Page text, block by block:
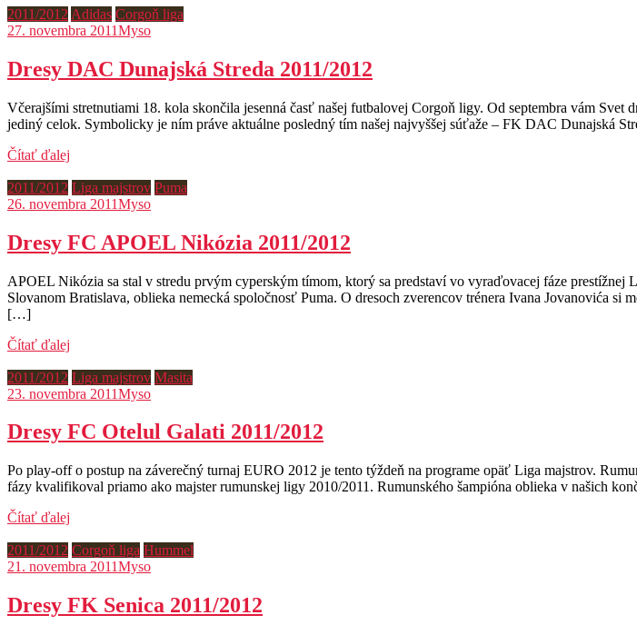
2011/2012 Adidas Corgoň liga
27. novembra 2011Myso
Dresy DAC Dunajská Streda 2011/2012
Včerajšími stretnutiami 18. kola skončila jesenná časť našej futbalovej Corgoň ligy. Od septembra vám
jediný celok. Symbolicky je ním práve aktuálne posledný tím našej najvyššej súťaže – FK DAC Dunajská
Čítať ďalej
2011/2012 Liga majstrov Puma
26. novembra 2011Myso
Dresy FC APOEL Nikózia 2011/2012
APOEL Nikózia sa stal v stredu prvým cyperským tímom, ktorý sa predstaví vo vyraďovacej fáze
Slovanom Bratislava, oblieka nemecká spoločnosť Puma. O dresoch zverencov trénera Ivana Jovanovića
[…]
Čítať ďalej
2011/2012 Liga majstrov Masita
23. novembra 2011Myso
Dresy FC Otelul Galati 2011/2012
Po play-off o postup na záverečný turnaj EURO 2012 je tento týždeň na programe opäť Liga majstrov.
fázy kvalifikoval priamo ako majster rumunskej ligy 2010/2011. Rumunského šampióna oblieka v našich
Čítať ďalej
2011/2012 Corgoň liga Hummel
21. novembra 2011Myso
Dresy FK Senica 2011/2012